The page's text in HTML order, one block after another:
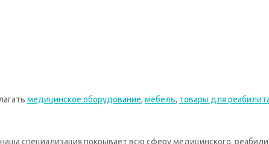
медицинское оборудование, мебель, товары для
специализация покрывает всю сферу медицинского,